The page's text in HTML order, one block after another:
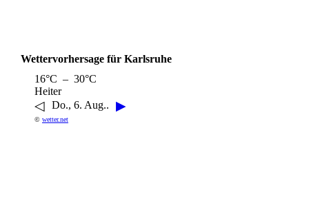
Wettervorhersage für Karlsruhe
16°C – 30°C
Heiter
◁ Do., 6. Aug.. ▶
© wetter.net